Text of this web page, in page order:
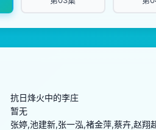
抗日烽火中的李庄
暂无
张婷,池建新,张一泓,褚金萍,蔡卉,赵翔